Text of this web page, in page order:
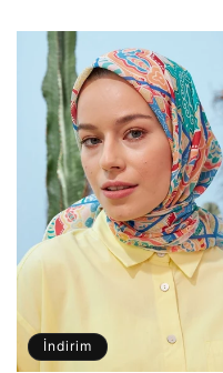
İndirim